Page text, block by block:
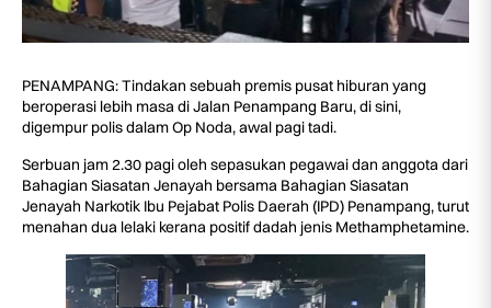
PENAMPANG: Tindakan sebuah premis pusat hiburan yang
beroperasi lebih masa di Jalan Penampang Baru, di sini,
digempur polis dalam Op Noda, awal pagi tadi.
Serbuan jam 2.30 pagi oleh sepasukan pegawai dan anggota dari
Bahagian Siasatan Jenayah bersama Bahagian Siasatan
Jenayah Narkotik Ibu Pejabat Polis Daerah (IPD) Penampang, turut
menahan dua lelaki kerana positif dadah jenis Methamphetamine.